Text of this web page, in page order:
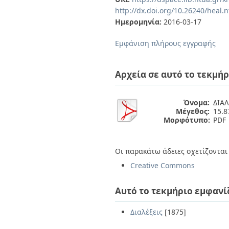
http://dx.doi.org/10.26240/
Ημερομηνία: 2016-03-17
Εμφάνιση πλήρους εγγραφής
Αρχεία σε αυτό το
Όνομα:
Μέγεθος:
Μορφότυπο: PDF
Οι παρακάτω άδειες
Creative Commons
Αυτό το τεκμήριο
Διαλέξεις [1875]